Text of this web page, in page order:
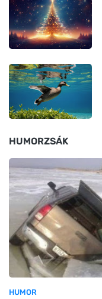
HUMORZSÁK
HUMOR